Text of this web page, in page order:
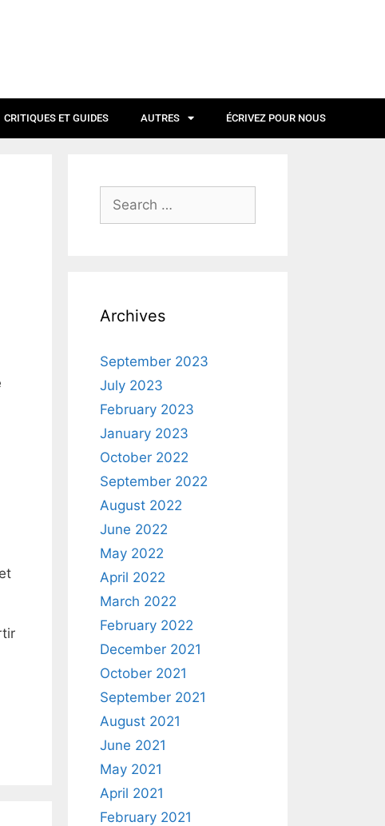
CRITIQUES ET GUIDES AUTRES ÉCRIVEZ POUR NOUS
Archives
September 2023
July 2023
February 2023
January 2023
October 2022
September 2022
August 2022
June 2022
May 2022
April 2022
March 2022
February 2022
December 2021
October 2021
September 2021
August 2021
June 2021
May 2021
April 2021
February 2021